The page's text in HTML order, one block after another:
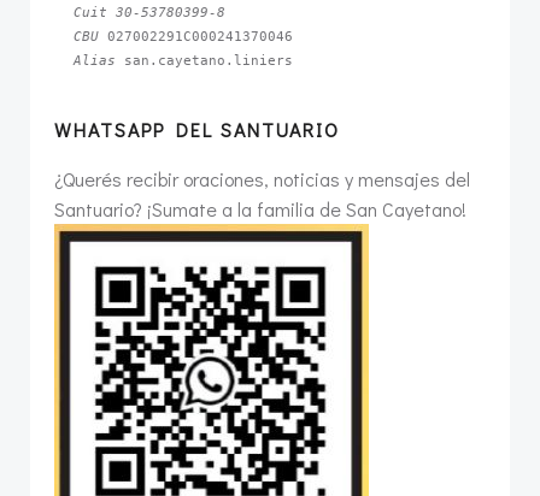
Cuit 30-53780399-8
CBU
Alias san.cayetano.liniers
WHATSAPP DEL SANTUARIO
¿Querés recibir oraciones, noticias y mensajes del
Santuario? ¡Sumate a la familia de San Cayetano!